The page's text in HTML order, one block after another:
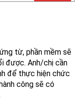
từ, phần mềm sẽ
được. Anh/chị cần
để thực hiện chức
công sẽ có